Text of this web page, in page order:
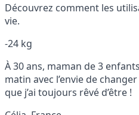
Découvrez comment les
vie.
-24 kg
À 30 ans, maman de 3
matin avec l’envie de
que j’ai toujours rêvé d’être !